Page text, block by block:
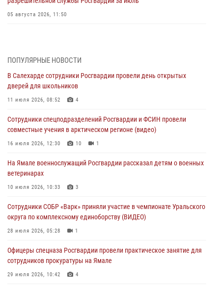
05 августа 2026, 11:50
03 августа 2026, 07:21 2
Генерал-полковник Юрий Аверин выступил на Всероссийском
молодёжном образовательном форуме «Территория смыслов»
03 августа 2026, 06:54
Директор Росгвардии Герой России генерал армии Виктор Золотов
поздравил специалистов подразделений тыла с профессиональным
праздником
Сотрудники СОБР «Варк» повышают боевое мастерство на Ямале
30 июля 2026, 09:34 1
Офицеры спецназа Росгвардии провели практическое занятие для
сотрудников прокуратуры на Ямале
29 июля 2026, 10:42 4
ПОПУЛЯРНЫЕ НОВОСТИ
В Салехарде сотрудники Росгвардии провели день открытых
дверей для школьников
11 июля 2026, 08:52 4
Сотрудники спецподразделений Росгвардии и ФСИН провели
совместные учения в арктическом регионе (видео)
16 июля 2026, 12:30 10 1
На Ямале военнослужащий Росгвардии рассказал детям о военных
ветеринарах
10 июля 2026, 10:33 3
Сотрудники СОБР «Варк» приняли участие в чемпионате Уральского
округа по комплексному единоборству (ВИДЕО)
28 июля 2026, 05:28 1
Офицеры спецназа Росгвардии провели практическое занятие для
сотрудников прокуратуры на Ямале
29 июля 2026, 10:42 4